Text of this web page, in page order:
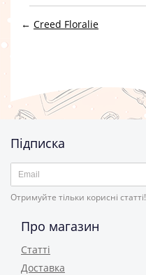
← Creed Floralie
Підписка
Отримуйте тільки корисні статті!
Про магазин
Статті
Доставка